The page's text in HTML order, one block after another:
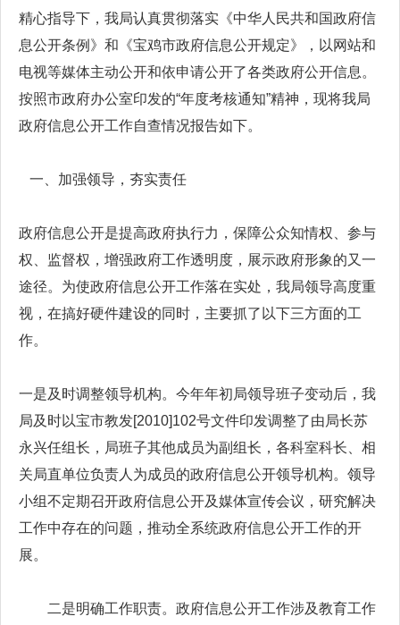
精心指导下，我局认真贯彻落实《中华人民共和国政府信
息公开条例》和《宝鸡市政府信息公开规定》，以网站和
电视等媒体主动公开和依申请公开了各类政府公开信息。
按照市政府办公室印发的“年度考核通知”精神，现将我局
政府信息公开工作自查情况报告如下。
一、加强领导，夯实责任
政府信息公开是提高政府执行力，保障公众知情权、参与
权、监督权，增强政府工作透明度，展示政府形象的又一
途径。为使政府信息公开工作落在实处，我局领导高度重
视，在搞好硬件建设的同时，主要抓了以下三方面的工
作。
一是及时调整领导机构。今年年初局领导班子变动后，我
局及时以宝市教发[2010]102号文件印发调整了由局长苏
永兴任组长，局班子其他成员为副组长，各科室科长、相
关局直单位负责人为成员的政府信息公开领导机构。领导
小组不定期召开政府信息公开及媒体宣传会议，研究解决
工作中存在的问题，推动全系统政府信息公开工作的开
展。
二是明确工作职责。政府信息公开工作涉及教育工作